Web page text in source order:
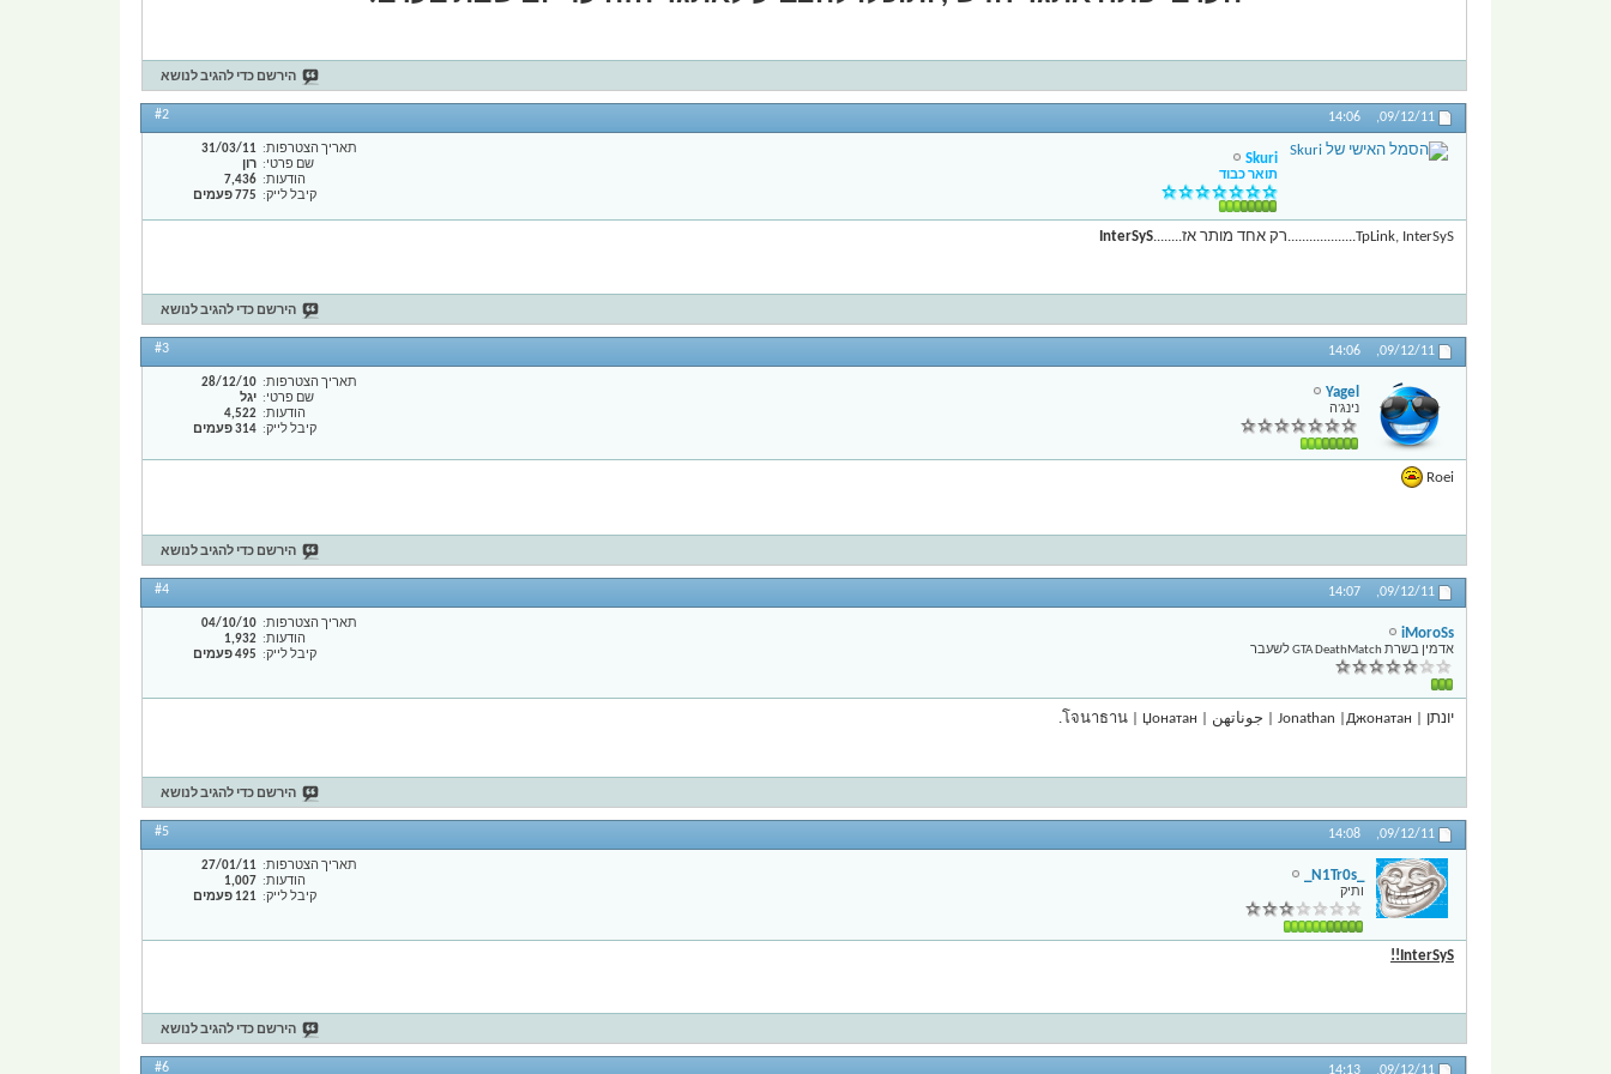
הירשם כדי להגיב לנושא
09/12/11,
14:06
#2
Skuri
תואר כבוד
תאריך הצטרפות
31/03/11
שם פרטי
רון
הודעות
7,436
קיבל לייק
775 פעמים
TpLink, InterSyS...................רק אחד מותר אז........ InterSyS
הירשם כדי להגיב לנושא
09/12/11,
14:06
#3
Yagel
נינג'ה
תאריך הצטרפות
28/12/10
שם פרטי
יגל
הודעות
4,522
קיבל לייק
314 פעמים
Roei
הירשם כדי להגיב לנושא
09/12/11,
14:07
#4
iMoroSs
אדמין בשרת GTA DeathMatch לשעבר
תאריך הצטרפות
04/10/10
הודעות
1,932
קיבל לייק
495 פעמים
יונתן | Jonathan |Джонатан | جوناتھن | โจนาธาน | Џонатан.
הירשם כדי להגיב לנושא
09/12/11,
14:08
#5
ותיק
תאריך הצטרפות
27/01/11
הודעות
1,007
קיבל לייק
121 פעמים
InterSyS!!
הירשם כדי להגיב לנושא
09/12/11,
14:13
#6